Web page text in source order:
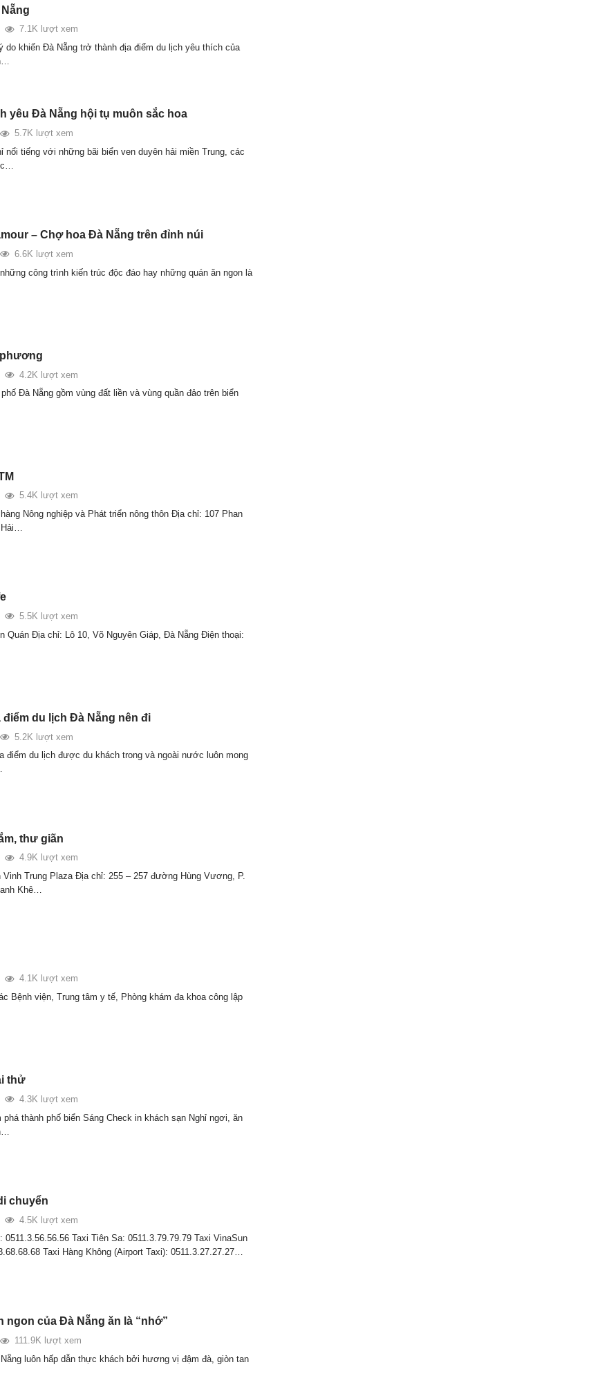
7.1K lượt xem
do khiến Đà Nẵng trở thành địa điểm du lịch yêu thích của
yêu Đà Nẵng hội tụ muôn sắc hoa
5.7K lượt xem
nổi tiếng với những bãi biển ven duyên hải miền Trung, các
– Chợ hoa Đà Nẵng trên đỉnh núi
6.6K lượt xem
công trình kiến trúc độc đáo hay những quán ăn ngon là
4.2K lượt xem
Đà Nẵng gồm vùng đất liền và vùng quần đảo trên biển
5.4K lượt xem
hàng Nông nghiệp và Phát triển nông thôn Địa chỉ: 107 Phan
Hải…
5.5K lượt xem
Quán Địa chỉ: Lô 10, Võ Nguyên Giáp, Đà Nẵng Điện thoại:
điểm du lịch Đà Nẵng nên đi
5.2K lượt xem
điểm du lịch được du khách trong và ngoài nước luôn mong
thư giãn
4.9K lượt xem
Vinh Trung Plaza Địa chỉ: 255 – 257 đường Hùng Vương, P.
Khê…
4.1K lượt xem
Bệnh viện, Trung tâm y tế, Phòng khám đa khoa công lập
thử
4.3K lượt xem
phá thành phố biển Sáng Check in khách sạn Nghỉ ngơi, ăn
chuyển
4.5K lượt xem
0511.3.56.56.56 Taxi Tiên Sa: 0511.3.79.79.79 Taxi VinaSun
Taxi Hàng Không (Airport Taxi): 0511.3.27.27.27…
ngon của Đà Nẵng ăn là “nhớ”
111.9K lượt xem
luôn hấp dẫn thực khách bởi hương vị đậm đà, giòn tan